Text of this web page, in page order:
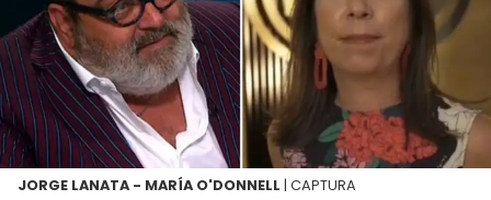
JORGE LANATA - MARÍA O'DONNELL | CAPTURA